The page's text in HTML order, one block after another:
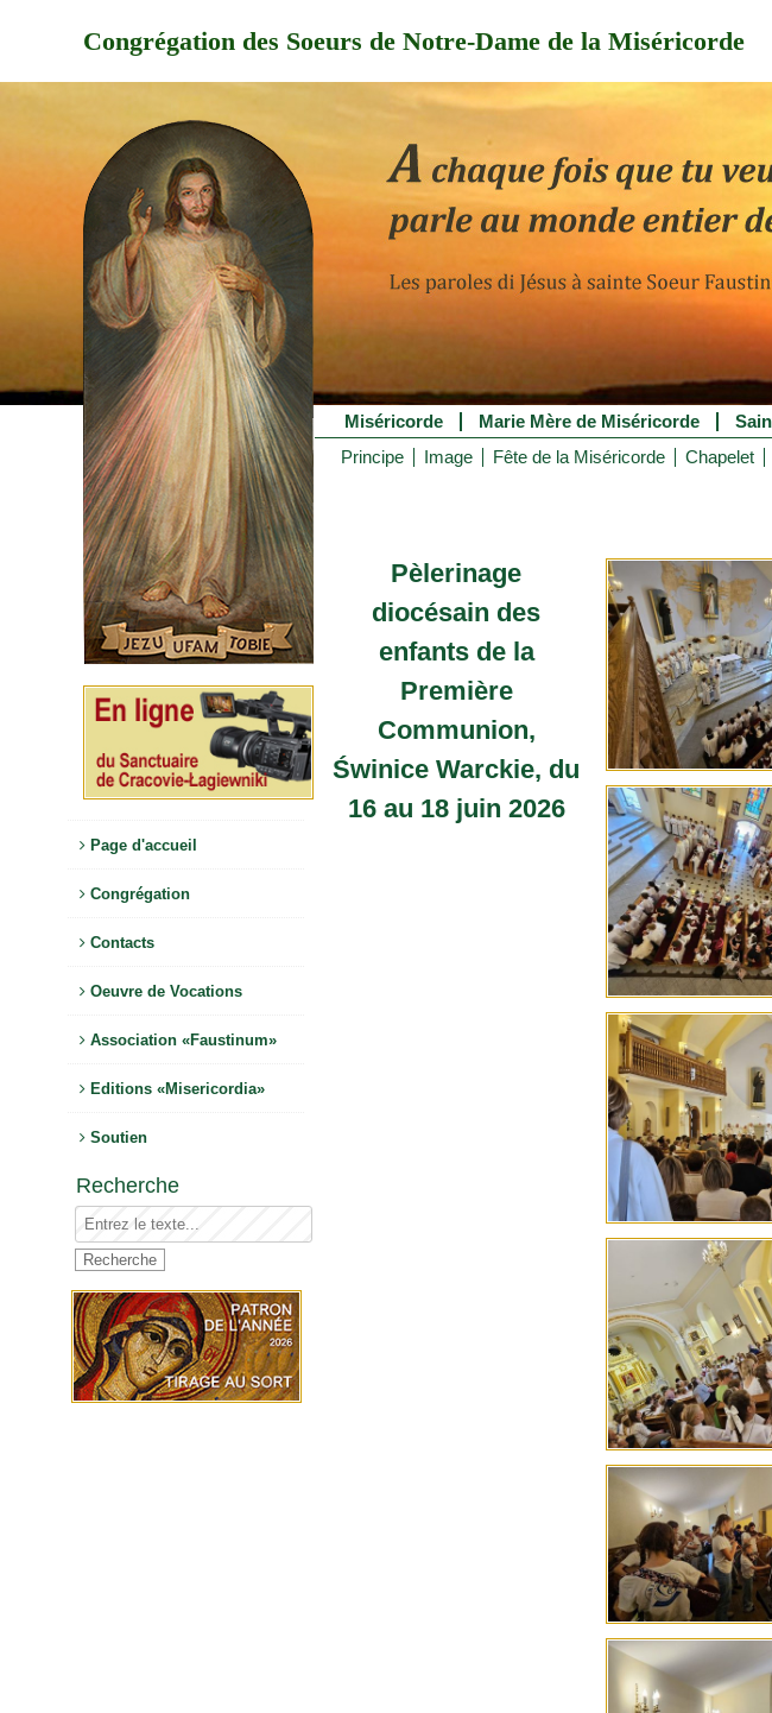
Congrégation des Soeurs de Notre-Dame de la Miséricorde
Page d'accueil
Congrégation
Contacts
Oeuvre de Vocations
Association «Faustinum»
Editions «Misericordia»
Soutien
Recherche
Miséricorde Marie Mère de Miséricorde
Principe
Image Fête de la Miséricorde Chapelet
Pèlerinage
diocésain des
enfants de la
Première
Communion,
Świnice Warckie, du
16 au 18 juin 2026